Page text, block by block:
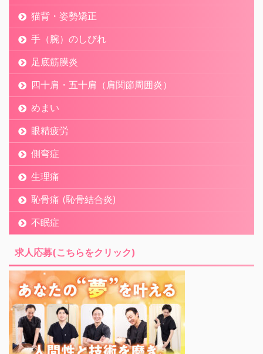
猫背・姿勢矯正
手（腕）のしびれ
足底筋膜炎
四十肩・五十肩（肩関節周囲炎）
めまい
眼精疲労
側弯症
生理痛
恥骨痛 (恥骨結合炎)
不眠症
求人応募(こちらをクリック)